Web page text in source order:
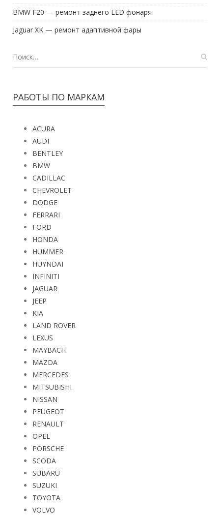
BMW F20 — ремонт заднего LED фонаря
Jaguar XK — ремонт адаптивной фары
РАБОТЫ ПО МАРКАМ
ACURA
AUDI
BENTLEY
BMW
CADILLAC
CHEVROLET
DODGE
FERRARI
FORD
HONDA
HUMMER
HUYNDAI
INFINITI
JAGUAR
JEEP
KIA
LAND ROVER
LEXUS
MAYBACH
MAZDA
MERCEDES
MITSUBISHI
NISSAN
PEUGEOT
RENAULT
OPEL
PORSCHE
SCODA
SUBARU
SUZUKI
TOYOTA
VOLVO